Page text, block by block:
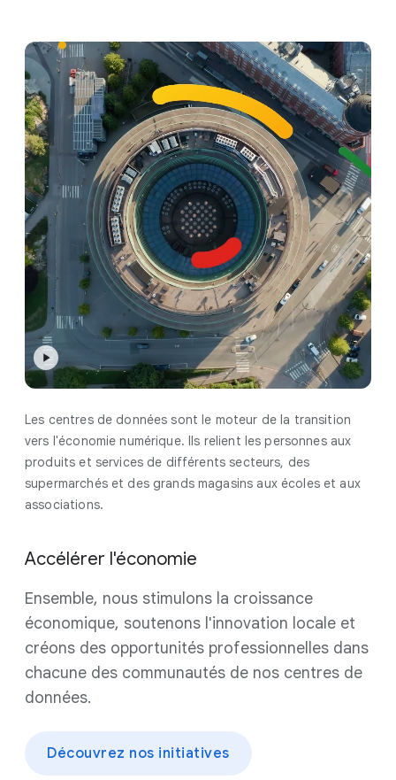
Les centres de données sont le moteur de la transition
vers l'économie numérique. Ils relient les personnes aux
produits et services de différents secteurs, des
supermarchés et des grands magasins aux écoles et aux
associations.
Accélérer l'économie
Ensemble, nous stimulons la croissance
économique, soutenons l'innovation locale et
créons des opportunités professionnelles dans
chacune des communautés de nos centres de
données.
Découvrez nos initiatives